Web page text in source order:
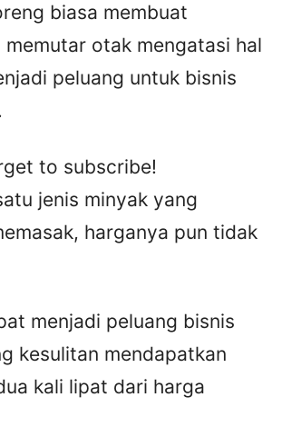
biasa membuat
otak mengatasi hal
peluang untuk bisnis
to subscribe!
jenis minyak yang
harganya pun tidak
menjadi peluang bisnis
kesulitan mendapatkan
kali lipat dari harga